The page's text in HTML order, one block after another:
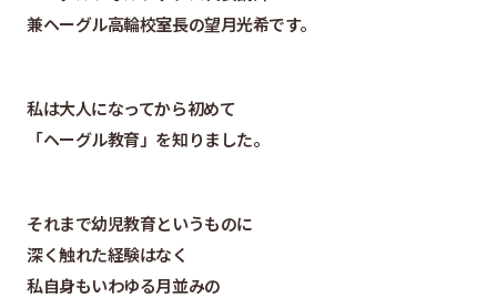
兼ヘーグル高輪校室長の望月光希です。
私は大人になってから初めて
「ヘーグル教育」を知りました。
それまで幼児教育というものに
深く触れた経験はなく
私自身もいわゆる月並みの